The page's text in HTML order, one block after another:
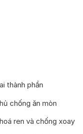
thành phần
chống ăn mòn
ren và chống xoay